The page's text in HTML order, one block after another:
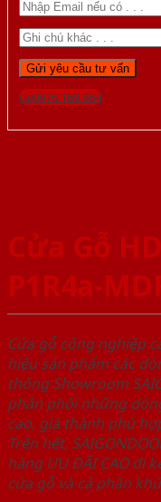
Gọi 0976.169.864
Cửa Gỗ
P1R4a-
Cửa gỗ công nghiệp
hiệu sản phẩm các
thống Showroom
phân phối những
cao, giá thành phù
Trên hết,
hàng ƯU ĐÃI CAO đi
cửa gỗ và cả phân